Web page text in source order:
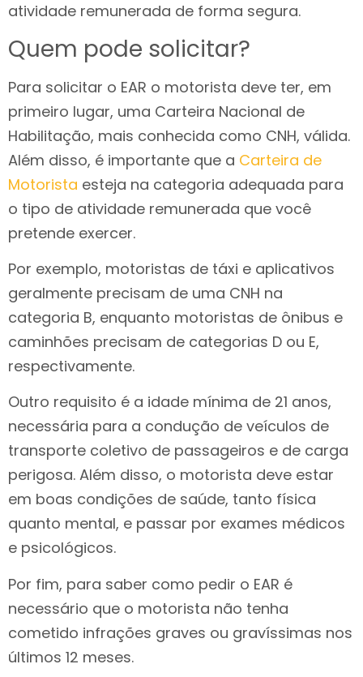
atividade remunerada de forma segura.
Quem pode solicitar?
Para solicitar o EAR o motorista deve ter, em
primeiro lugar, uma Carteira Nacional de
Habilitação, mais conhecida como CNH, válida.
Além disso, é importante que a Carteira de
Motorista esteja na categoria adequada para
o tipo de atividade remunerada que você
pretende exercer.
Por exemplo, motoristas de táxi e aplicativos
geralmente precisam de uma CNH na
categoria B, enquanto motoristas de ônibus e
caminhões precisam de categorias D ou E,
respectivamente.
Outro requisito é a idade mínima de 21 anos,
necessária para a condução de veículos de
transporte coletivo de passageiros e de carga
perigosa. Além disso, o motorista deve estar
em boas condições de saúde, tanto física
quanto mental, e passar por exames médicos
e psicológicos.
Por fim, para saber como pedir o EAR é
necessário que o motorista não tenha
cometido infrações graves ou gravíssimas nos
últimos 12 meses.